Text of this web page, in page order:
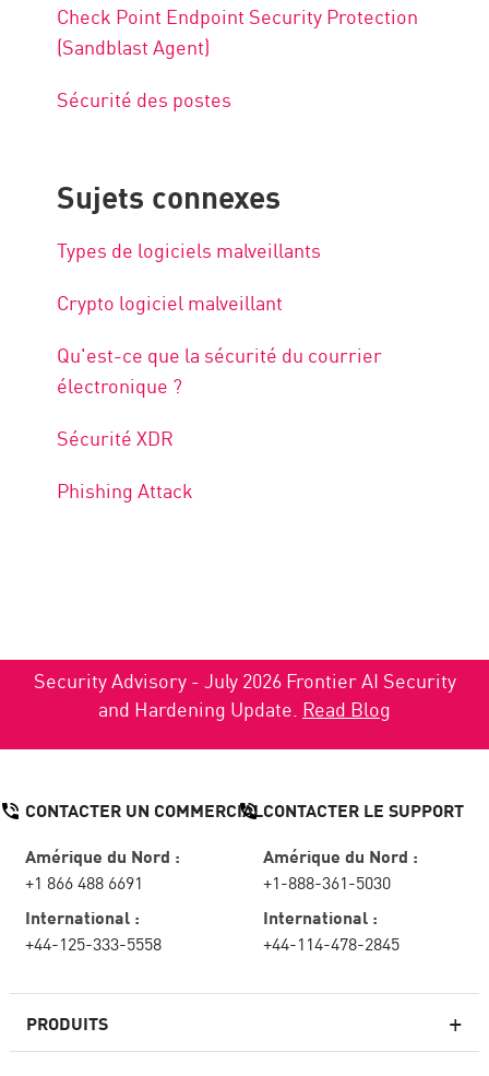
Check Point Endpoint Security Protection
(Sandblast Agent)
Sécurité des postes
Sujets connexes
Types de logiciels malveillants
Crypto logiciel malveillant
Qu'est-ce que la sécurité du courrier
électronique ?
Sécurité XDR
Phishing Attack
Security Advisory - July 2026 Frontier AI Security
and Hardening Update. Read Blog
PRODUITS
CONTACTER UN COMMERCIAL
Amérique du Nord :
+1 866 488 6691
International :
+44-125-333-5558
CONTACTER LE SUPPORT
Amérique du Nord :
+1-888-361-5030
International :
+44-114-478-2845